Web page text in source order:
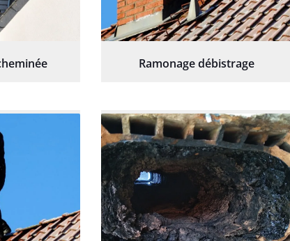
Ramonage débistrage